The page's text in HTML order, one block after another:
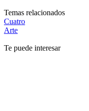
Temas relacionados
Cuatro
Arte
Te puede interesar